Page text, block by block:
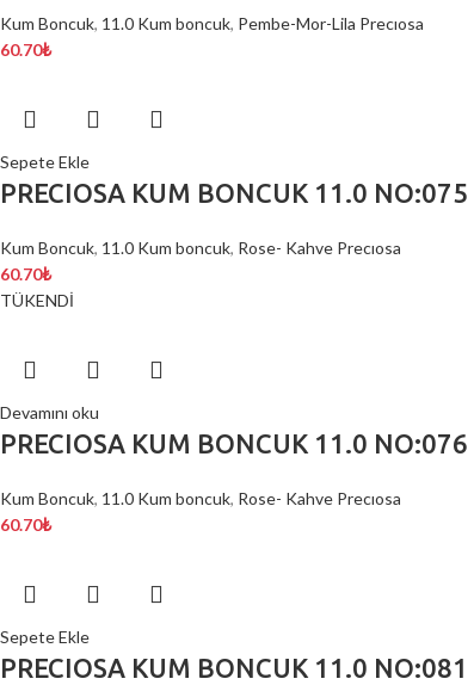
Kum Boncuk, 11.0 Kum boncuk, Pembe-Mor-Lila Precıosa
60.70₺
Sepete Ekle
PRECIOSA KUM BONCUK 11.0 NO:075
Kum Boncuk, 11.0 Kum boncuk, Rose- Kahve Precıosa
60.70₺
TÜKENDİ
Devamını oku
PRECIOSA KUM BONCUK 11.0 NO:076
Kum Boncuk, 11.0 Kum boncuk, Rose- Kahve Precıosa
60.70₺
Sepete Ekle
PRECIOSA KUM BONCUK 11.0 NO:081